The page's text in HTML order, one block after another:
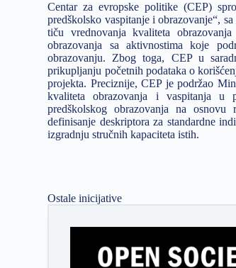
Centar za evropske politike (CEP)
predškolsko vaspitanje i obrazovanje“,
tiču vrednovanja kvaliteta
obrazovanja sa aktivnostima koje
obrazovanju. Zbog toga, CEP u
prikupljanju početnih podataka o
projekta. Preciznije, CEP je podržao
kvaliteta obrazovanja i vaspitanja u
predškolskog obrazovanja na
definisanje deskriptora za standardne
izgradnju stručnih kapaciteta istih.
Ostale inicijative